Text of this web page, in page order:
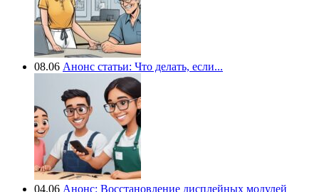
08.06 Анонс статьи: Что делать, если...
04.06 Анонс: Восстановление дисплейных модулей